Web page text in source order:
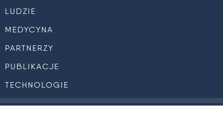
LUDZIE
MEDYCYNA
PARTNERZY
PUBLIKACJE
TECHNOLOGIE